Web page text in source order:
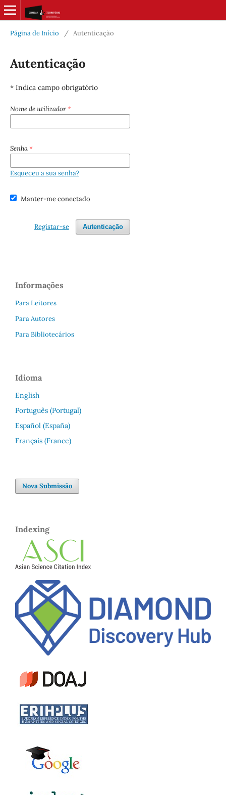
Página de Início / Autenticação
Autenticação
* Indica campo obrigatório
Nome de utilizador *
Senha *
Esqueceu a sua senha?
Manter-me conectado
Autenticação
Registar-se
Informações
Para Leitores
Para Autores
Para Bibliotecários
Idioma
English
Português (Portugal)
Español (España)
Français (France)
Nova Submissão
Indexing